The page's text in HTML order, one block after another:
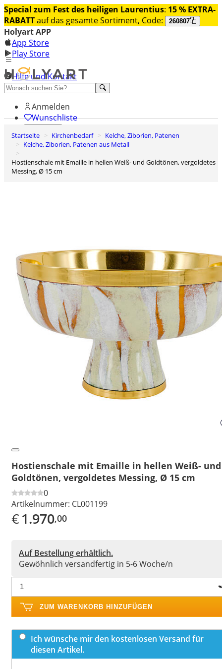
Special zum Fest des heiligen Laurentius: 15 % EXTRA-
RABATTauf das gesamte Sortiment, Code: 260807
Holyart APP
App Store
Play Store
Hilfe und Kontakt
Entdecken Sie Premium
Anmelden
Wunschliste
0
Warenkorb
Startseite Kirchenbedarf
Kelche, Ziborien, Patenen
Kelche, Ziborien, Patenen aus Metall
Hostienschale mit Emaille in hellen Weiß- und Goldtönen, vergoldetes
Messing, Ø 15 cm
Hostienschale mit Emaille in hellen Weiß- und
Goldtönen, vergoldetes Messing, Ø 15 cm
0
Artikelnummer: CL001199
€1.970,00
Auf Bestellung erhältlich.
Gewöhnlich versandfertig in 5-6 Woche/n
ZUM WARENKORB HINZUFÜGEN
Ich wünsche mir den kostenlosen Versand für
diesen Artikel.